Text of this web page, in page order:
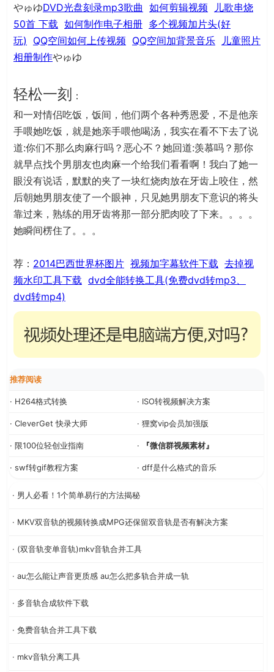
やゅゆDVD光盘刻录mp3歌曲 如何剪辑视频
儿歌串烧
50首 下载 如何制作电子相册 多个视频加片头(好
玩)
QQ空间如何上传视频 QQ空间加背景音乐
儿童照片
相册制作やゅゆ
轻松一刻
：
和一对情侣吃饭，饭间，他们两个各种秀恩爱，不是他亲
手喂她吃饭，就是她亲手喂他喝汤，我实在看不下去了说
道:你们不那么肉麻行吗？恶心不？她回道:羡慕吗？那你
就早点找个男朋友也肉麻一个给我们看看啊！我白了她一
眼没有说话，默默的夹了一块红烧肉放在牙齿上咬住，然
后朝她男朋友使了一个眼神，只见她男朋友下意识的将头
靠过来，熟练的用牙齿将那一部分肥肉咬了下来。。。。
她瞬间楞住了。。。
荐： 2014巴西世界杯图片 视频加字幕软件下载 去掉视
频水印工具下载 dvd全能转换工具(免费dvd转mp3、
dvd转mp4)
推荐阅读
· H264格式转换 · ISO转视频解决方案
· CleverGet 快录大师 · 狸窝vip会员加强版
· 限100位轻创业指南 · 『微信群视频素材』
· swf转gif教程方案 · dff是什么格式的音乐
· 男人必看！1个简单易行的方法揭秘
· MKV双音轨的视频转换成MPG还保留双音轨是否有解决方案
· (双音轨变单音轨)mkv音轨合并工具
· au怎么能让声音更质感 au怎么把多轨合并成一轨
· 多音轨合成软件下载
· 免费音轨合并工具下载
· mkv音轨分离工具